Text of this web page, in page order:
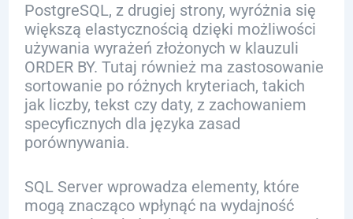
PostgreSQL, z drugiej strony, wyróżnia się
większą elastycznością dzięki możliwości
używania wyrażeń złożonych w klauzuli
ORDER BY. Tutaj również ma zastosowanie
sortowanie po różnych kryteriach, takich
jak liczby, tekst czy daty, z zachowaniem
specyficznych dla języka zasad
porównywania.
SQL Server wprowadza elementy, które
mogą znacząco wpłynąć na wydajność